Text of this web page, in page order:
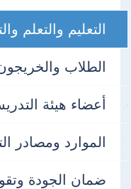
التعليم والتعلم
الطلاب
أعضاء هيئة
الموارد ومصادر
ضمان الجودة